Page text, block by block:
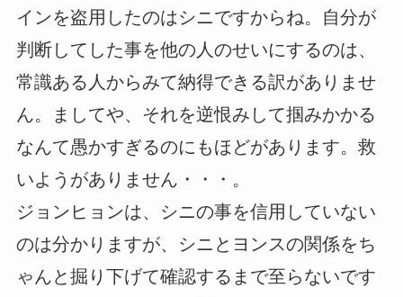
インを盗用したのはシニですからね。自分が
判断してした事を他の人のせいにするのは、
常識ある人からみて納得できる訳がありませ
ん。ましてや、それを逆恨みして掴みかかる
なんて愚かすぎるのにもほどがあります。救
いようがありません・・・。
ジョンヒョンは、シニの事を信用していない
のは分かりますが、シニとヨンスの関係をち
ゃんと掘り下げて確認するまで至らないです